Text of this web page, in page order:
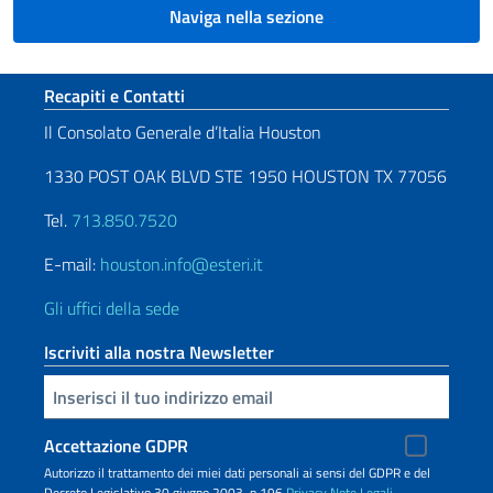
Naviga nella sezione
Sezione footer
Recapiti e Contatti
Il Consolato Generale d’Italia Houston
1330 POST OAK BLVD STE 1950 HOUSTON TX 77056
Tel. 713.850.7520
E-mail: houston.info@esteri.it
Gli uffici della sede
Iscriviti alla nostra Newsletter
Inserisci la tua email
Accettazione GDPR
Autorizzo il trattamento dei miei dati personali ai sensi del GDPR e del